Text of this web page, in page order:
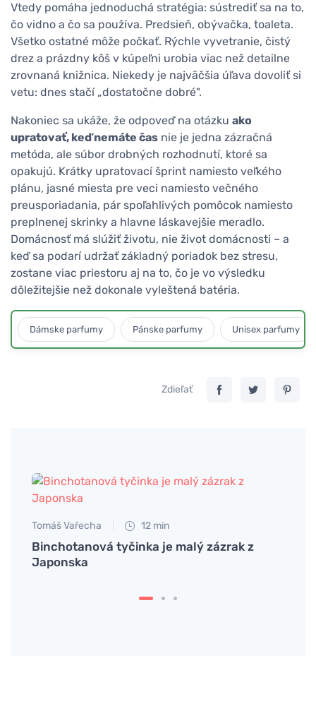
Vtedy pomáha jednoduchá stratégia: sústrediť sa na to,
čo vidno a čo sa používa. Predsieň, obývačka, toaleta.
Všetko ostatné môže počkať. Rýchle vyvetranie, čistý
drez a prázdny kôš v kúpeľni urobia viac než detailne
zrovnaná knižnica. Niekedy je najväčšia úľava dovoliť si
vetu: dnes stačí „dostatočne dobré".
Nakoniec sa ukáže, že odpoveď na otázku ako
upratovať, keď nemáte čas nie je jedna zázračná
metóda, ale súbor drobných rozhodnutí, ktoré sa
opakujú. Krátky upratovací šprint namiesto veľkého
plánu, jasné miesta pre veci namiesto večného
preusporiadania, pár spoľahlivých pomôcok namiesto
preplnenej skrinky a hlavne láskavejšie meradlo.
Domácnosť má slúžiť životu, nie život domácnosti – a
keď sa podarí udržať základný poriadok bez stresu,
zostane viac priestoru aj na to, čo je vo výsledku
dôležitejšie než dokonale vyleštená batéria.
Dámske parfumy Pánske parfumy Unisex parfumy
Zdieľať
Tomáš Vařecha 12 min
Binchotanová tyčinka je malý zázrak z
Japonska